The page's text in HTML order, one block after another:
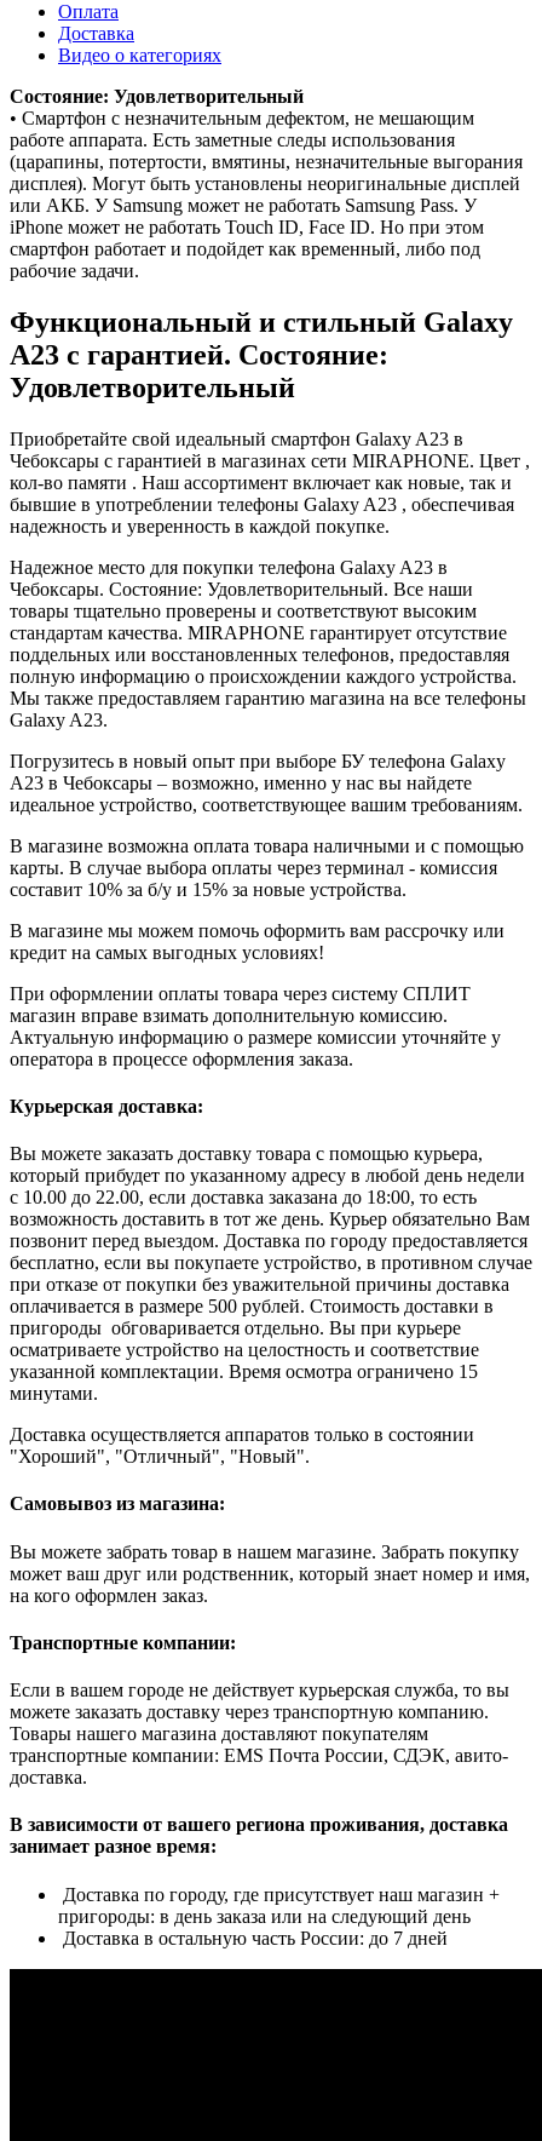
Оплата
Доставка
Видео о категориях
Состояние: Удовлетворительный
• Смартфон с незначительным дефектом, не мешающим
работе аппарата. Есть заметные следы использования
(царапины, потертости, вмятины, незначительные выгорания
дисплея). Могут быть установлены неоригинальные дисплей
или АКБ. У Samsung может не работать Samsung Pass. У
iPhone может не работать Touch ID, Face ID. Но при этом
смартфон работает и подойдет как временный, либо под
рабочие задачи.
Функциональный и стильный Galaxy
A23 с гарантией. Состояние:
Удовлетворительный
Приобретайте свой идеальный смартфон Galaxy A23 в
Чебоксары с гарантией в магазинах сети MIRAPHONE. Цвет ,
кол-во памяти . Наш ассортимент включает как новые, так и
бывшие в употреблении телефоны Galaxy A23 , обеспечивая
надежность и уверенность в каждой покупке.
Надежное место для покупки телефона Galaxy A23 в
Чебоксары. Состояние: Удовлетворительный. Все наши
товары тщательно проверены и соответствуют высоким
стандартам качества. MIRAPHONE гарантирует отсутствие
поддельных или восстановленных телефонов, предоставляя
полную информацию о происхождении каждого устройства.
Мы также предоставляем гарантию магазина на все телефоны
Galaxy A23.
Погрузитесь в новый опыт при выборе БУ телефона Galaxy
A23 в Чебоксары – возможно, именно у нас вы найдете
идеальное устройство, соответствующее вашим требованиям.
В магазине возможна оплата товара наличными и с помощью
карты. В случае выбора оплаты через терминал - комиссия
составит 10% за б/у и 15% за новые устройства.
В магазине мы можем помочь оформить вам рассрочку или
кредит на самых выгодных условиях!
При оформлении оплаты товара через систему СПЛИТ
магазин вправе взимать дополнительную комиссию.
Актуальную информацию о размере комиссии уточняйте у
оператора в процессе оформления заказа.
Курьерская доставка:
Вы можете заказать доставку товара с помощью курьера,
который прибудет по указанному адресу в любой день недели
с 10.00 до 22.00, если доставка заказана до 18:00, то есть
возможность доставить в тот же день. Курьер обязательно Вам
позвонит перед выездом. Доставка по городу предоставляется
бесплатно, если вы покупаете устройство, в противном случае
при отказе от покупки без уважительной причины доставка
оплачивается в размере 500 рублей. Стоимость доставки в
пригороды обговаривается отдельно. Вы при курьере
осматриваете устройство на целостность и соответствие
указанной комплектации. Время осмотра ограничено 15
минутами.
Доставка осуществляется аппаратов только в состоянии
"Хороший", "Отличный", "Новый".
Самовывоз из магазина:
Вы можете забрать товар в нашем магазине. Забрать покупку
может ваш друг или родственник, который знает номер и имя,
на кого оформлен заказ.
Транспортные компании:
Если в вашем городе не действует курьерская служба, то вы
можете заказать доставку через транспортную компанию.
Товары нашего магазина доставляют покупателям
транспортные компании: EMS Почта России, СДЭК, авито-
доставка.
В зависимости от вашего региона проживания, доставка
занимает разное время:
Доставка по городу, где присутствует наш магазин +
пригороды: в день заказа или на следующий день
Доставка в остальную часть России: до 7 дней